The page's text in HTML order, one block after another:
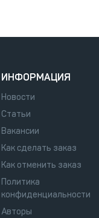
ИНФОРМАЦИЯ
Новости
Статьи
Вакансии
Как сделать заказ
Как отменить заказ
Политика
конфиденциальности
Авторы